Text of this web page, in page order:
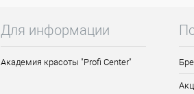
краска Constant Delight гарантирует
с витамином С, Д 4/99 - средне-
подарит Вашим волосам не только
им мягкость и шикарный блеск!
Для информации
Академия красоты "Profi Center"